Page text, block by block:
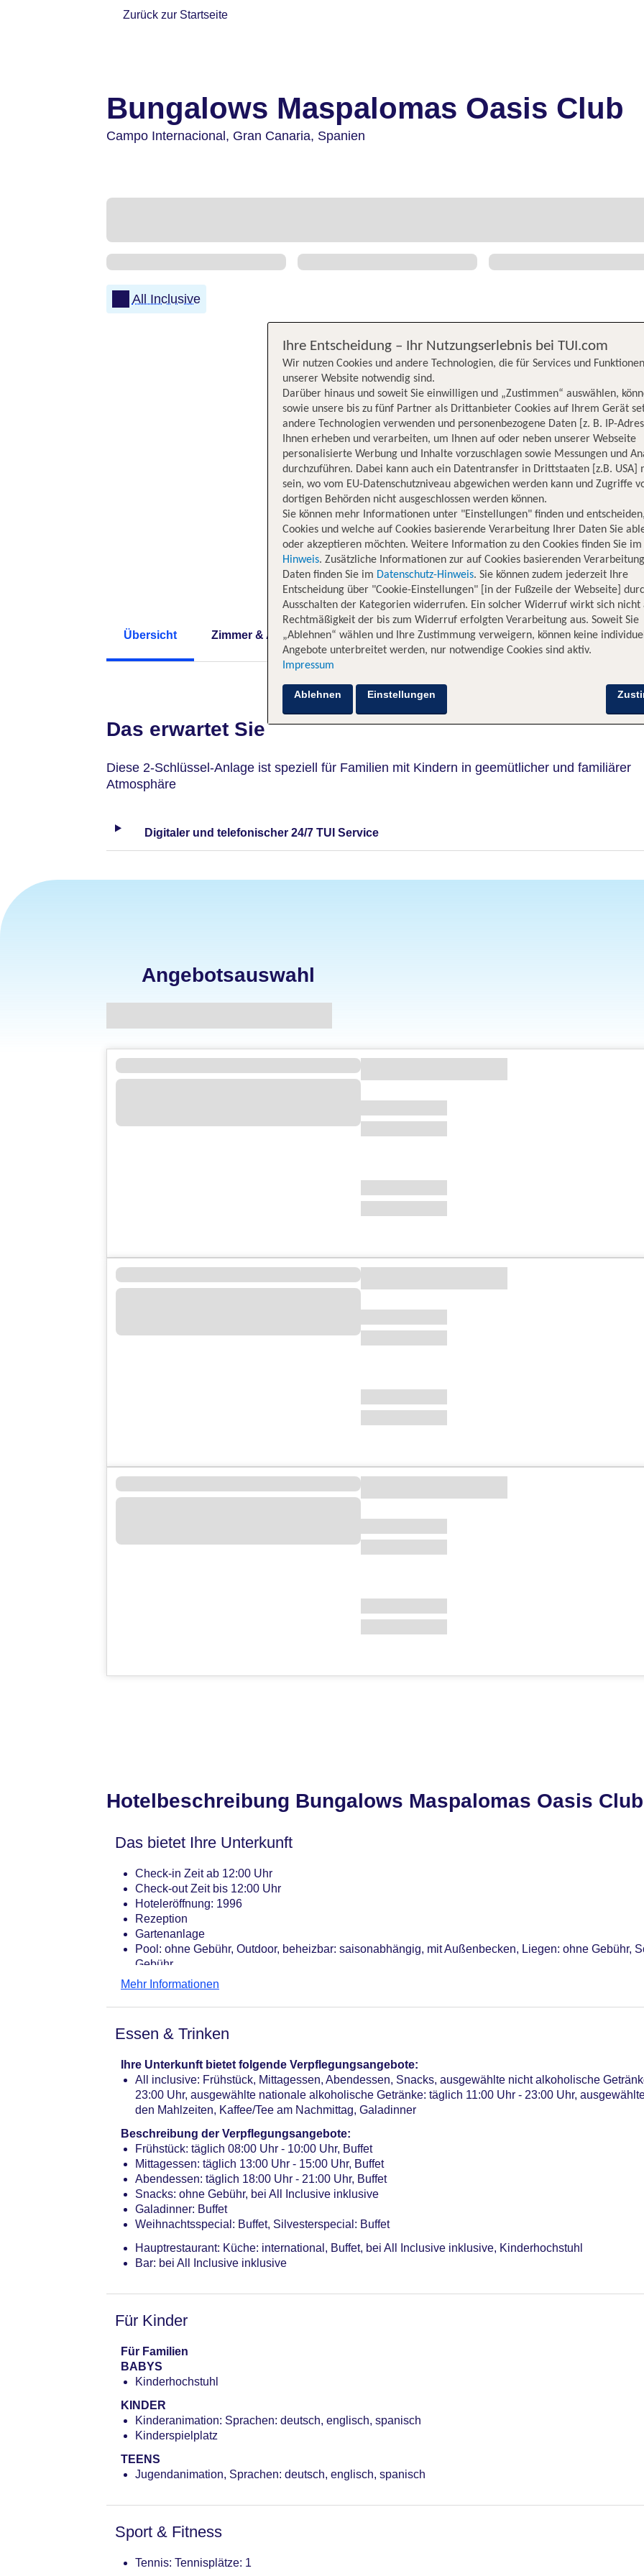
Zurück zur Startseite
Bungalows Maspalomas Oasis Club
Campo Internacional, Gran Canaria, Spanien
All Inclusive
Übersicht Zimmer & Angebote Hotelinformationen Nachhaltigkeit Lage
Das erwartet Sie
Diese 2-Schlüssel-Anlage ist speziell für Familien mit Kindern in geemütlicher und familiärer
Atmosphäre
Digitaler und telefonischer 24/7 TUI Service
Angebotsauswahl
Hotelbeschreibung Bungalows Maspalomas Oasis Club
Das bietet Ihre Unterkunft
Check-in Zeit ab 12:00 Uhr
Check-out Zeit bis 12:00 Uhr
Hoteleröffnung: 1996
Rezeption
Gartenanlage
Pool: ohne Gebühr, Outdoor, beheizbar: saisonabhängig, mit Außenbecken, Liegen: ohne Gebühr,
Gebühr
Internet: WLAN/WiFi, im gesamten Hotel (Anlage): ohne Gebühr, ca. 0 EUR, bei All Inclusive
Wäscheservice
Haustiere nicht erlaubt
Bungalows: 100
Landeskategorie: 2 Sterne
Mehr Informationen
Essen & Trinken
Ihre Unterkunft bietet folgende Verpflegungsangebote:
All inclusive: Frühstück, Mittagessen, Abendessen, Snacks, ausgewählte nicht alkoholische
23:00 Uhr, ausgewählte nationale alkoholische Getränke: täglich 11:00 Uhr - 23:00 Uhr,
den Mahlzeiten, Kaffee/Tee am Nachmittag, Galadinner
Beschreibung der Verpflegungsangebote:
Frühstück: täglich 08:00 Uhr - 10:00 Uhr, Buffet
Mittagessen: täglich 13:00 Uhr - 15:00 Uhr, Buffet
Abendessen: täglich 18:00 Uhr - 21:00 Uhr, Buffet
Snacks: ohne Gebühr, bei All Inclusive inklusive
Galadinner: Buffet
Weihnachtsspecial: Buffet, Silvesterspecial: Buffet
Hauptrestaurant: Küche: international, Buffet, bei All Inclusive inklusive, Kinderhochstuhl
Bar: bei All Inclusive inklusive
Für Kinder
Für Familien
BABYS
Kinderhochstuhl
KINDER
Kinderanimation: Sprachen: deutsch, englisch, spanisch
Kinderspielplatz
TEENS
Jugendanimation, Sprachen: deutsch, englisch, spanisch
Sport & Fitness
Tennis: Tennisplätze: 1
Ihre Entscheidung – Ihr Nutzungserlebnis bei TUI.com
Wir nutzen Cookies und andere Technologien, die für Services und
unserer Website notwendig sind.
Darüber hinaus und soweit Sie einwilligen und „Zustimmen“ auswählen,
sowie unsere bis zu fünf Partner als Drittanbieter Cookies auf Ihrem Gerät
andere Technologien verwenden und personenbezogene Daten [z. B. IP-
Ihnen erheben und verarbeiten, um Ihnen auf oder neben unserer Webseite
personalisierte Werbung und Inhalte vorzuschlagen sowie Messungen und
durchzuführen. Dabei kann auch ein Datentransfer in Drittstaaten [z.B. USA]
sein, wo vom EU-Datenschutzniveau abgewichen werden kann und Zugriffe
dortigen Behörden nicht ausgeschlossen werden können.
Sie können mehr Informationen unter "Einstellungen" finden und
Cookies und welche auf Cookies basierende Verarbeitung Ihrer Daten Sie
oder akzeptieren möchten. Weitere Information zu den Cookies finden Sie im
Hinweis. Zusätzliche Informationen zur auf Cookies basierenden
Daten finden Sie im Datenschutz-Hinweis. Sie können zudem jederzeit Ihre
Entscheidung über "Cookie-Einstellungen" [in der Fußzeile der Webseite]
Ausschalten der Kategorien widerrufen. Ein solcher Widerruf wirkt sich nicht
Rechtmäßigkeit der bis zum Widerruf erfolgten Verarbeitung aus. Soweit Sie
„Ablehnen“ wählen und Ihre Zustimmung verweigern, können keine
Angebote unterbreitet werden, nur notwendige Cookies sind aktiv.
Impressum
Ablehnen Einstellungen